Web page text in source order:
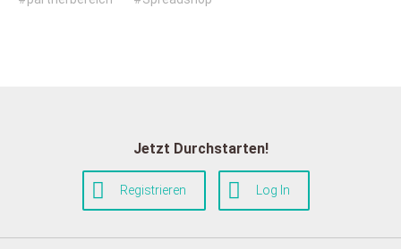
Jetzt Durchstarten!
Registrieren Log In